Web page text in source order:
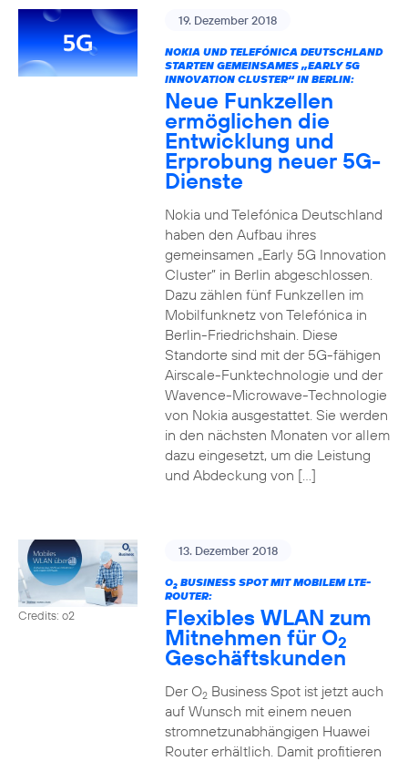
19. Dezember 2018
NOKIA UND TELEFÓNICA DEUTSCHLAND
STARTEN GEMEINSAMES „EARLY 5G
INNOVATION CLUSTER“ IN BERLIN:
Neue Funkzellen
ermöglichen die
Entwicklung und
Erprobung neuer 5G-
Dienste
Nokia und Telefónica Deutschland
haben den Aufbau ihres
gemeinsamen „Early 5G Innovation
Cluster” in Berlin abgeschlossen.
Dazu zählen fünf Funkzellen im
Mobilfunknetz von Telefónica in
Berlin-Friedrichshain. Diese
Standorte sind mit der 5G-fähigen
Airscale-Funktechnologie und der
Wavence-Microwave-Technologie
von Nokia ausgestattet. Sie werden
in den nächsten Monaten vor allem
dazu eingesetzt, um die Leistung
und Abdeckung von […]
Credits: o2
13. Dezember 2018
O2BUSINESS SPOT MIT MOBILEM LTE-
ROUTER:
Flexibles WLAN zum
Mitnehmen für O2
Geschäftskunden
Der O2Business Spot ist jetzt auch
auf Wunsch mit einem neuen
stromnetzunabhängigen Huawei
Router erhältlich. Damit profitieren